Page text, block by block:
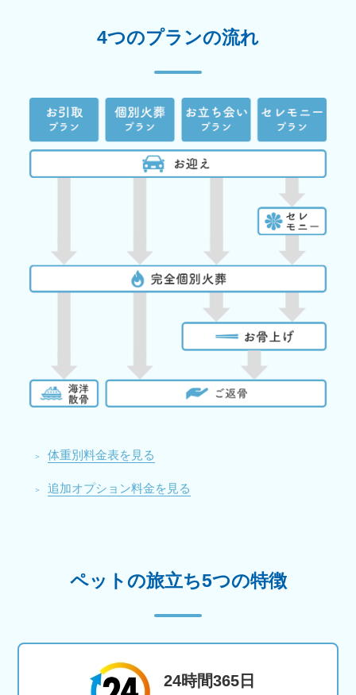
4つのプランの流れ
体重別料金表を見る
追加オプション料金を見る
ペットの旅立ち5つの特徴
24時間365日